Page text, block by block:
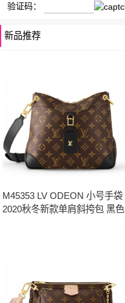
验证码：
新品推荐
M45353 LV ODEON 小号手袋
2020秋冬新款单肩斜挎包 黑色